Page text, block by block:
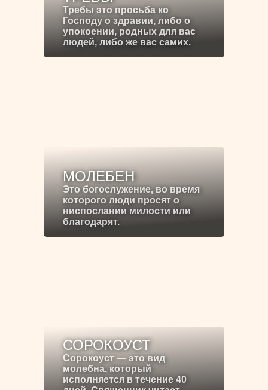
Требы это просьба ко
Господу о здравии, либо о
упокоении, родных для вас
людей, либо же вас самих.
МОЛЕБЕН
Это богослужение, во время
которого люди просят о
ниспослании милости или
благодарят.
СОРОКОУСТ
Сорокоуст — это вид
молебна, который
исполняется в течение 40